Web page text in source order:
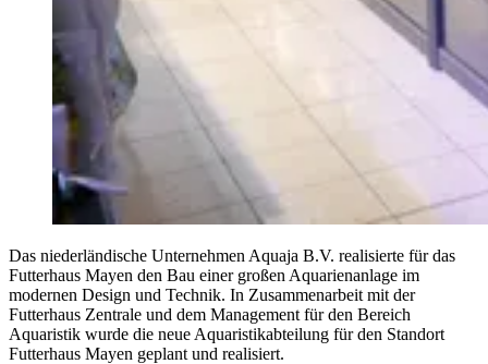
Das niederländische Unternehmen Aquaja B.V. realisierte für das
Futterhaus Mayen den Bau einer großen Aquarienanlage im
modernen Design und Technik. In Zusammenarbeit mit der
Futterhaus Zentrale und dem Management für den Bereich
Aquaristik wurde die neue Aquaristikabteilung für den Standort
Futterhaus Mayen geplant und realisiert.